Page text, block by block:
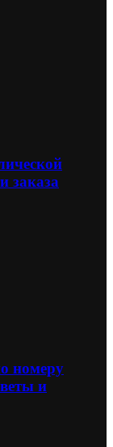
заказа
номеру
и